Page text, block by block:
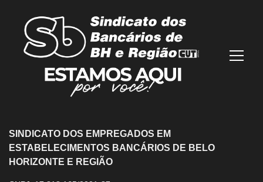
SINDICATO DOS EMPREGADOS EM
ESTABELECIMENTOS BANCÁRIOS DE BELO
HORIZONTE E REGIÃO